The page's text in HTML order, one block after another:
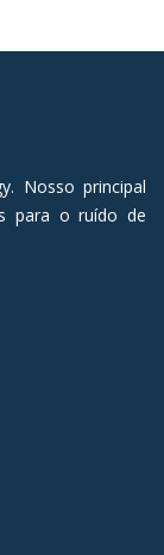
Nosso principal
para o ruído de